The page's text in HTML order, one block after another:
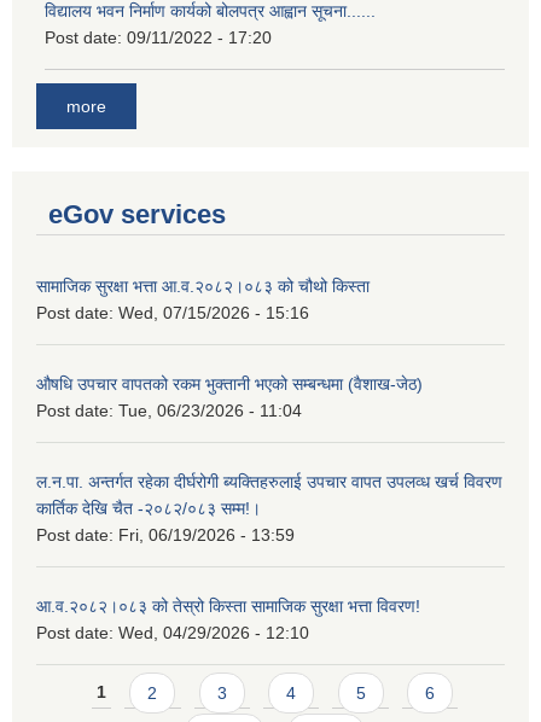
विद्यालय भवन निर्माण कार्यको बोलपत्र आह्वान सूचना......
Post date: 09/11/2022 - 17:20
more
eGov services
सामाजिक सुरक्षा भत्ता आ.व.२०८२।०८३ को चौथो किस्ता
Post date: Wed, 07/15/2026 - 15:16
औषधि उपचार वापतको रकम भुक्तानी भएको सम्बन्धमा (वैशाख-जेठ)
Post date: Tue, 06/23/2026 - 11:04
ल.न.पा. अन्तर्गत रहेका दीर्घरोगी ब्यक्तिहरुलाई उपचार वापत उपलव्ध खर्च विवरण
कार्तिक देखि चैत -२०८२/०८३ सम्म!।
Post date: Fri, 06/19/2026 - 13:59
आ.व.२०८२।०८३ को तेस्रो किस्ता सामाजिक सुरक्षा भत्ता विवरण!
Post date: Wed, 04/29/2026 - 12:10
Pages
1 2 3 4 5 6